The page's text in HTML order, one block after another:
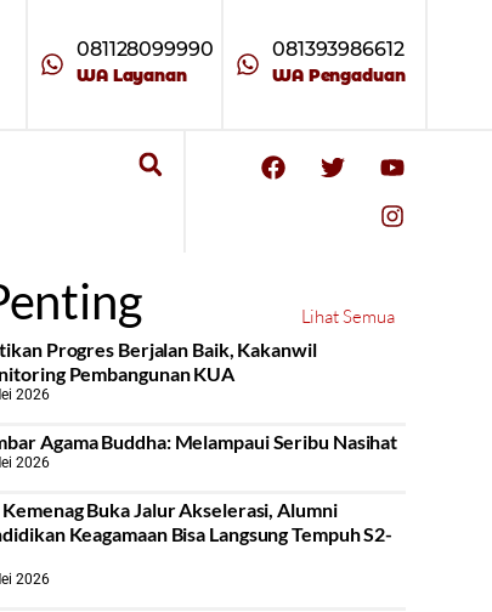
081128099990
WA Layanan
081393986612
WA Pengaduan
Lihat Semua
Progres Berjalan Baik, Kakanwil
Pembangunan KUA
2026
Agama Buddha: Melampaui Seribu Nasihat
2026
Kemenag Buka Jalur Akselerasi, Alumni
Keagamaan Bisa Langsung Tempuh S2-
2026